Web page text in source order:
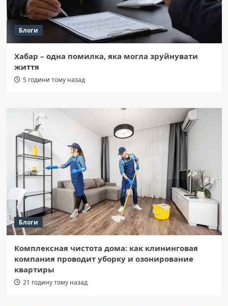
Блоги
Хабар – одна помилка, яка могла зруйнувати
життя
5 години тому назад
Блоги
Комплексная чистота дома: как клининговая
компания проводит уборку и озонирование
квартиры
21 годину тому назад